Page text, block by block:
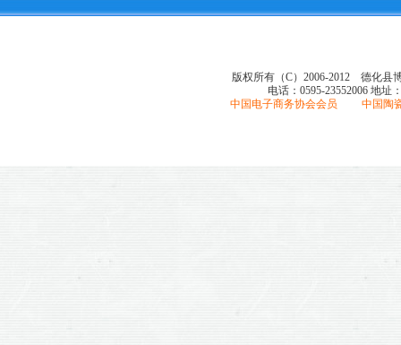
版权所有（C）2006-2012 德化县
电话：0595-23552006 地址
中国电子商务协会会员 中国陶